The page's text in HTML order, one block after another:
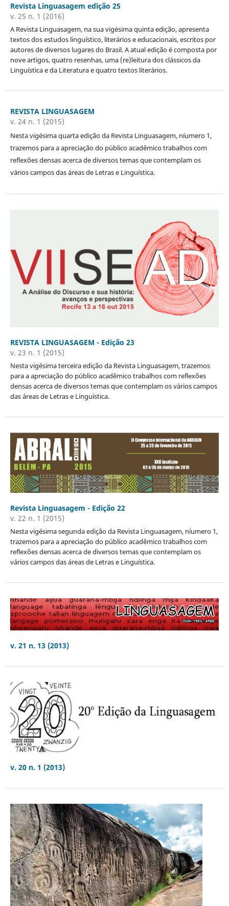
Revista Linguasagem edição 25
v. 25 n. 1 (2016)
A Revista Linguasagem, na sua vigésima quinta edição, apresenta
textos dos estudos linguístico, literários e educacionais, escritos por
autores de diversos lugares do Brasil. A atual edição é composta por
nove artigos, quatro resenhas, uma (re)leitura dos clássicos da
Linguística e da Literatura e quatro textos literários.
REVISTA LINGUASAGEM
v. 24 n. 1 (2015)
Nesta vigésima quarta edição da Revista Linguasagem, níumero 1,
trazemos para a apreciação do público acadêmico trabalhos com
reflexões densas acerca de diversos temas que contemplam os
vários campos das áreas de Letras e Linguística.
REVISTA LINGUASAGEM - Edição 23
v. 23 n. 1 (2015)
Nesta vigésima terceira edição da Revista Linguasagem, trazemos
para a apreciação do público acadêmico trabalhos com reflexões
densas acerca de diversos temas que contemplam os vários campos
das áreas de Letras e Linguística.
Revista Linguasagem - Edição 22
v. 22 n. 1 (2015)
Nesta vigésima segunda edição da Revista Linguasagem, níumero 1,
trazemos para a apreciação do público acadêmico trabalhos com
reflexões densas acerca de diversos temas que contemplam os
vários campos das áreas de Letras e Linguística.
v. 21 n. 13 (2013)
v. 20 n. 1 (2013)